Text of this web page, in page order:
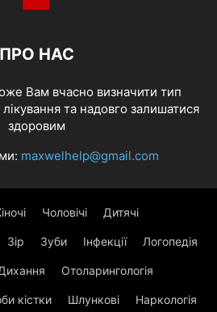
ПРО НАС
Вам вчасно визначити тип
та надовго залишатися
здоровим
maxwelhelp@gmail.com
Чоловічі Дитячі
Зір Зуби Інфекції Логопедія
Отоларингологія
кістки Шлункові Наркологія